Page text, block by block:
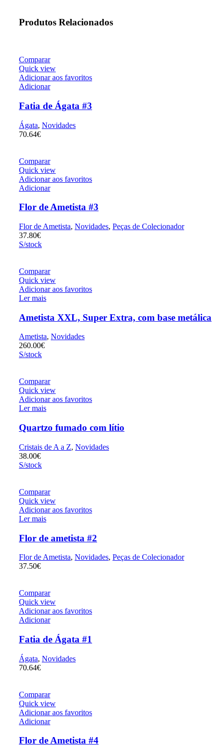
Produtos Relacionados
Comparar
Quick view
Adicionar aos favoritos
Adicionar
Fatia de Ágata #3
Ágata, Novidades
70.64€
Comparar
Quick view
Adicionar aos favoritos
Adicionar
Flor de Ametista #3
Flor de Ametista, Novidades, Peças de Colecionador
37.80€
S/stock
Comparar
Quick view
Adicionar aos favoritos
Ler mais
Ametista XXL, Super Extra, com base metálica
Ametista, Novidades
260.00€
S/stock
Comparar
Quick view
Adicionar aos favoritos
Ler mais
Quartzo fumado com lítio
Cristais de A a Z, Novidades
38.00€
S/stock
Comparar
Quick view
Adicionar aos favoritos
Ler mais
Flor de ametista #2
Flor de Ametista, Novidades, Peças de Colecionador
37.50€
Comparar
Quick view
Adicionar aos favoritos
Adicionar
Fatia de Ágata #1
Ágata, Novidades
70.64€
Comparar
Quick view
Adicionar aos favoritos
Adicionar
Flor de Ametista #4